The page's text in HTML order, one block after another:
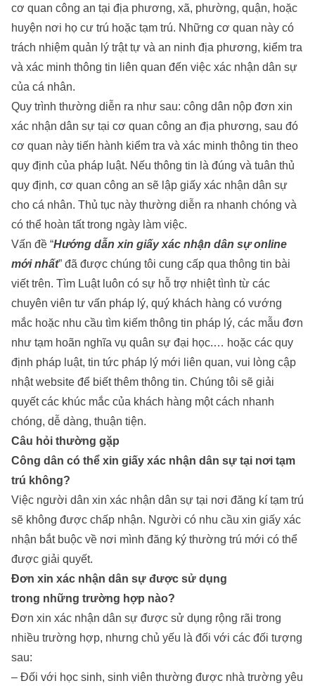
cơ quan công an tại địa phương, xã, phường, quận, hoặc
huyện nơi họ cư trú hoặc tạm trú. Những cơ quan này có
trách nhiệm quản lý trật tự và an ninh địa phương, kiểm tra
và xác minh thông tin liên quan đến việc xác nhận dân sự
của cá nhân.
Quy trình thường diễn ra như sau: công dân nộp đơn xin
xác nhận dân sự tại cơ quan công an địa phương, sau đó
cơ quan này tiến hành kiểm tra và xác minh thông tin theo
quy định của pháp luật. Nếu thông tin là đúng và tuân thủ
quy định, cơ quan công an sẽ lập giấy xác nhận dân sự
cho cá nhân. Thủ tục này thường diễn ra nhanh chóng và
có thể hoàn tất trong ngày làm việc.
Vấn đề “Hướng dẫn xin giấy xác nhận dân sự online
mới nhất” đã được chúng tôi cung cấp qua thông tin bài
viết trên. Tìm Luật luôn có sự hỗ trợ nhiệt tình từ các
chuyên viên tư vấn pháp lý, quý khách hàng có vướng
mắc hoặc nhu cầu tìm kiếm thông tin pháp lý, các mẫu đơn
như tạm hoãn nghĩa vụ quân sự đại học.… hoặc các quy
định pháp luật, tin tức pháp lý mới liên quan, vui lòng cập
nhật website để biết thêm thông tin. Chúng tôi sẽ giải
quyết các khúc mắc của khách hàng một cách nhanh
chóng, dễ dàng, thuận tiện.
Câu hỏi thường gặp
Công dân có thể xin giấy xác nhận dân sự tại nơi tạm
trú không?
Việc người dân xin xác nhận dân sự tại nơi đăng kí tạm trú
sẽ không được chấp nhận. Người có nhu cầu xin giấy xác
nhận bắt buộc về nơi mình đăng ký thường trú mới có thể
được giải quyết.
Đơn xin xác nhận dân sự được sử dụng
trong những trường hợp nào?
Đơn xin xác nhận dân sự được sử dụng rộng rãi trong
nhiều trường hợp, nhưng chủ yếu là đối với các đối tượng
sau:
– Đối với học sinh, sinh viên thường được nhà trường yêu